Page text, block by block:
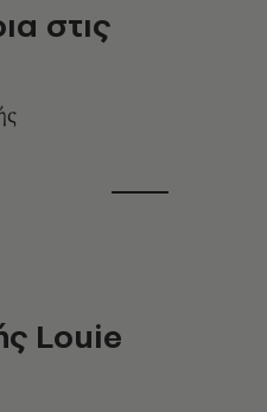
στις
Louie